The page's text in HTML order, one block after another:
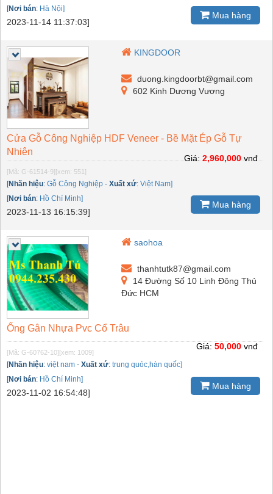
[Nơi bán: Hà Nội]
2023-11-14 11:37:03]
Mua hàng
KINGDOOR
duong.kingdoorbt@gmail.com
602 Kinh Dương Vương
Cửa Gỗ Công Nghiệp HDF Veneer - Bề Mặt Ép Gỗ Tự
Nhiên
[Mã: G-61514-9] [xem: 551]
[Nhãn hiệu: Gỗ Công Nghiệp - Xuất xứ: Việt Nam]
[Nơi bán: Hồ Chí Minh]
2023-11-13 16:15:39]
Giá:2,960,000vnđ
Mua hàng
saohoa
thanhtutk87@gmail.com
14 Đường Số 10 Linh Đông Thủ
Đức HCM
Ống Gân Nhựa Pvc Cổ Trâu
[Mã: G-60762-10] [xem: 1009]
[Nhãn hiệu: việt nam - Xuất xứ: trung quóc,hàn quốc]
[Nơi bán: Hồ Chí Minh]
2023-11-02 16:54:48]
Giá: 50,000 vnđ
Mua hàng